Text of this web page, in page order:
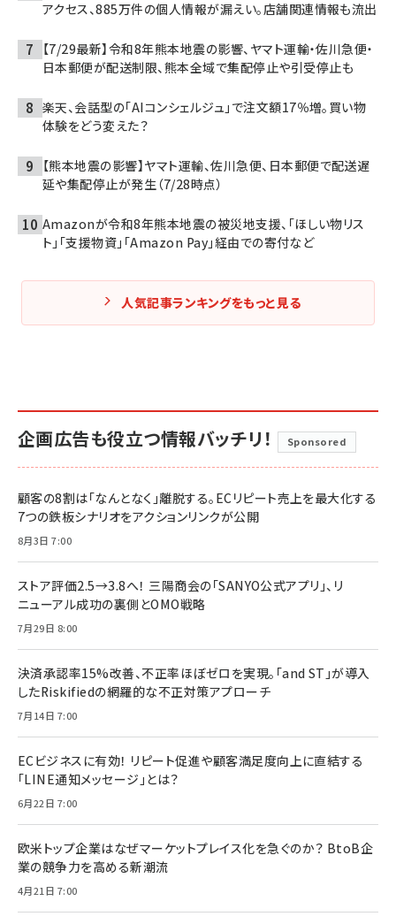
アクセス、885万件の個人情報が漏えい。店舗関連情報も流出
【7/29最新】令和8年熊本地震の影響、ヤマト運輸・佐川急便・
日本郵便が配送制限、熊本全域で集配停止や引受停止も
楽天、会話型の「AIコンシェルジュ」で注文額17％増。買い物
体験をどう変えた？
【熊本地震の影響】ヤマト運輸、佐川急便、日本郵便で配送遅
延や集配停止が発生（7/28時点）
Amazonが令和8年熊本地震の被災地支援、「ほしい物リス
ト」「支援物資」「Amazon Pay」経由での寄付など
人気記事ランキングをもっと見る
企画広告も役立つ情報バッチリ！ Sponsored
顧客の8割は「なんとなく」離脱する。ECリピート売上を最大化する
7つの鉄板シナリオをアクションリンクが公開
8月3日 7:00
ストア評価2.5→3.8へ！ 三陽商会の「SANYO公式アプリ」、リ
ニューアル成功の裏側とOMO戦略
7月29日 8:00
決済承認率15%改善、不正率ほぼゼロを実現。「and ST」が導入
したRiskifiedの網羅的な不正対策アプローチ
7月14日 7:00
ECビジネスに有効！ リピート促進や顧客満足度向上に直結する
「LINE通知メッセージ」とは？
6月22日 7:00
欧米トップ企業はなぜマーケットプレイス化を急ぐのか？ BtoB企
業の競争力を高める新潮流
4月21日 7:00